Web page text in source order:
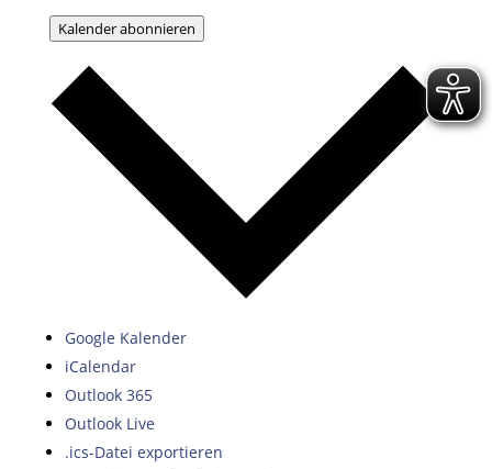
Kalender abonnieren
Google Kalender
iCalendar
Outlook 365
Outlook Live
.ics-Datei exportieren